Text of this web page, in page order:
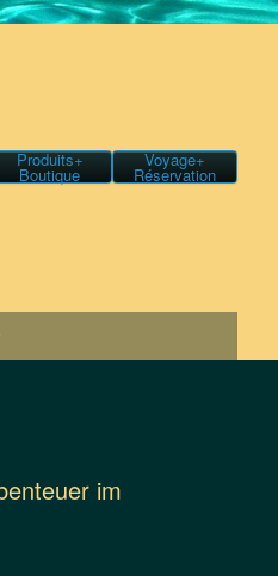
Produits+
Boutique
Voyage+
Réservation
im